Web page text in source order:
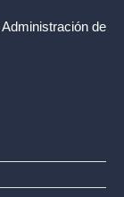
Administración de